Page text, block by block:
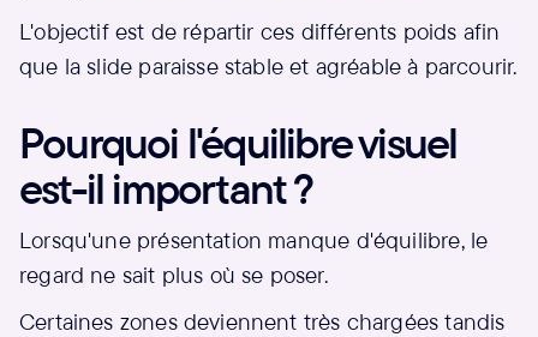
L'objectif est de répartir ces différents poids afin
que la slide paraisse stable et agréable à parcourir.
Pourquoi l'équilibre visuel
est-il important ?
Lorsqu'une présentation manque d'équilibre, le
regard ne sait plus où se poser.
Certaines zones deviennent très chargées tandis